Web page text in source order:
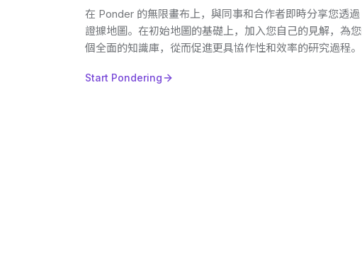
在 Ponder 的無限畫布上，與同事和合作者即時分享您透
證據地圖。在初始地圖的基礎上，加入您自己的見解，為
個全面的知識庫，從而促進更具協作性和效率的研究過程。
Start Pondering